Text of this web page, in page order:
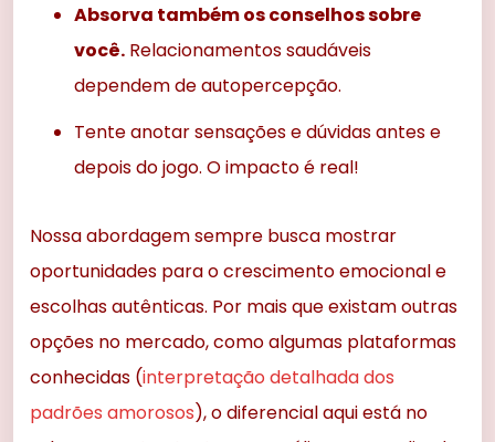
Absorva também os conselhos sobre
você. Relacionamentos saudáveis
dependem de autopercepção.
Tente anotar sensações e dúvidas antes e
depois do jogo. O impacto é real!
Nossa abordagem sempre busca mostrar
oportunidades para o crescimento emocional e
escolhas autênticas. Por mais que existam outras
opções no mercado, como algumas plataformas
conhecidas (interpretação detalhada dos
padrões amorosos), o diferencial aqui está no